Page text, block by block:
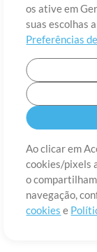
os ative em
suas escolhas
Preferências
Ao clicar em
cookies/pixels
o
navegação,
cookies e